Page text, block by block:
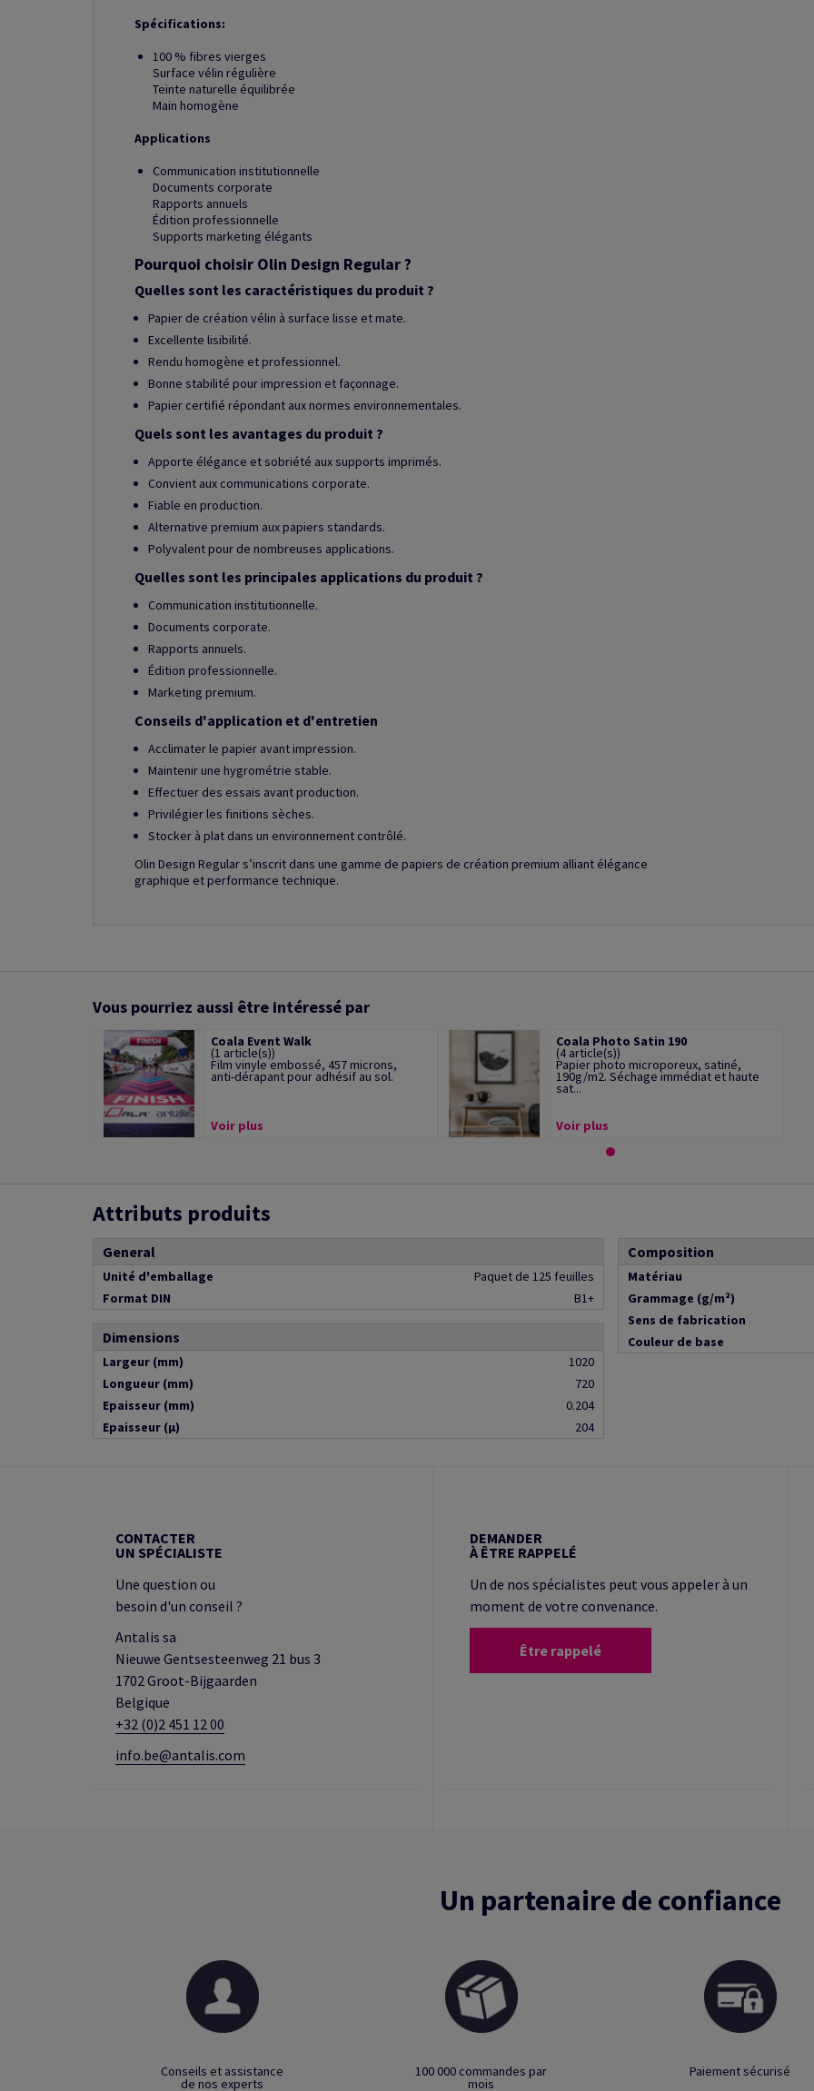
Spécifications:
100 % fibres vierges
Surface vélin régulière
Teinte naturelle équilibrée
Main homogène
Applications
Communication institutionnelle
Documents corporate
Rapports annuels
Édition professionnelle
Supports marketing élégants
Pourquoi choisir Olin Design Regular ?
Quelles sont les caractéristiques du produit ?
Papier de création vélin à surface lisse et mate.
Excellente lisibilité.
Rendu homogène et professionnel.
Bonne stabilité pour impression et façonnage.
Papier certifié répondant aux normes environnementales.
Quels sont les avantages du produit ?
Apporte élégance et sobriété aux supports imprimés.
Convient aux communications corporate.
Fiable en production.
Alternative premium aux papiers standards.
Polyvalent pour de nombreuses applications.
Quelles sont les principales applications du produit ?
Communication institutionnelle.
Documents corporate.
Rapports annuels.
Édition professionnelle.
Marketing premium.
Conseils d'application et d'entretien
Acclimater le papier avant impression.
Maintenir une hygrométrie stable.
Effectuer des essais avant production.
Privilégier les finitions sèches.
Stocker à plat dans un environnement contrôlé.
Olin Design Regular s’inscrit dans une gamme de papiers de création premium alliant élégance
graphique et performance technique.
Vous pourriez aussi être intéressé par
Coala Event Walk
(1 article(s))
Film vinyle embossé, 457 microns,
anti-dérapant pour adhésif au sol.
Voir plus
Coala Photo Satin 190
(4 article(s))
Papier photo microporeux, satiné,
190g/m2. Séchage immédiat et haute
sat...
Voir plus
Attributs produits
General
Unité d'emballage
Paquet de 125 feuilles
Format DIN
B1+
Dimensions
Largeur (mm)
1020
Longueur (mm)
720
Epaisseur (mm)
0.204
Epaisseur (µ)
204
Composition
Matériau
Grammage (g/m²)
Sens de fabrication
Couleur de base
CONTACTER
UN SPÉCIALISTE
Une question ou
besoin d'un conseil ?
Antalis sa
Nieuwe Gentsesteenweg 21 bus 3
1702 Groot-Bijgaarden
Belgique
+32 (0)2 451 12 00
info.be@antalis.com
DEMANDER
À ÊTRE RAPPELÉ
Un de nos spécialistes peut vous appeler à un
moment de votre convenance.
Être rappelé
Un partenaire de confiance
Conseils et assistance
de nos experts
100 000 commandes par
mois
Paiement sécurisé